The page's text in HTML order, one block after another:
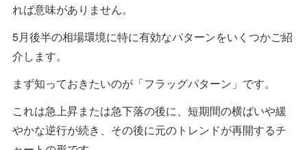
れば意味がありません。
5月後半の相場環境に特に有効なパターンをいくつかご紹
介します。
まず知っておきたいのが「フラッグパターン」です。
これは急上昇または急下落の後に、短期間の横ばいや緩
やかな逆行が続き、その後に元のトレンドが再開するチ